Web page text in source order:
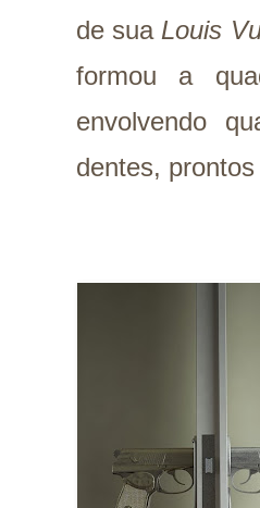
de sua Louis
formou a
envolvendo
dentes,